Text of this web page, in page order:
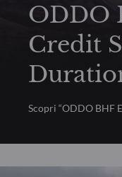
ODDO
Credit
Scopri “ODDO BHF